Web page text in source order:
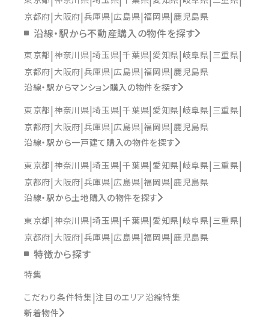
京都府 大阪府 兵庫県 広島県 福岡県 鹿児島県
沿線・駅から不動産購入の物件を探す
東京都 神奈川県 埼玉県 千葉県 愛知県 岐阜県 三重県
京都府 大阪府 兵庫県 広島県 福岡県 鹿児島県
沿線・駅からマンション購入の物件を探す
東京都 神奈川県 埼玉県 千葉県 愛知県 岐阜県 三重県
京都府 大阪府 兵庫県 広島県 福岡県 鹿児島県
沿線・駅から一戸建て購入の物件を探す
東京都 神奈川県 埼玉県 千葉県 愛知県 岐阜県 三重県
京都府 大阪府 兵庫県 広島県 福岡県 鹿児島県
沿線・駅から土地購入の物件を探す
東京都 神奈川県 埼玉県 千葉県 愛知県 岐阜県 三重県
京都府 大阪府 兵庫県 広島県 福岡県 鹿児島県
特徴から探す
特集
こだわり条件特集 注目のエリア沿線特集
新着物件